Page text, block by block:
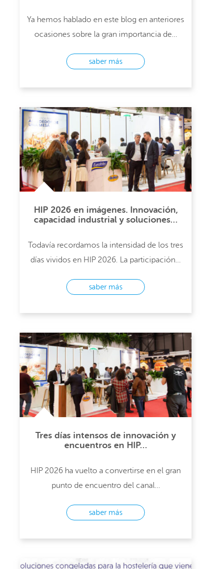
Ya hemos hablado en este blog en anteriores
ocasiones sobre la gran importancia de…
saber más
HIP 2026 en imágenes. Innovación,
capacidad industrial y soluciones…
Todavía recordamos la intensidad de los tres
días vividos en HIP 2026. La participación…
saber más
Tres días intensos de innovación y
encuentros en HIP…
HIP 2026 ha vuelto a convertirse en el gran
punto de encuentro del canal…
saber más